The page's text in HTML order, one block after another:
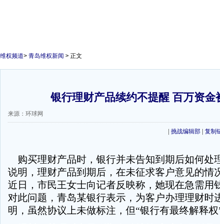
维权频道> 青岛维权新闻 > 正文
银行理财产品续约不提醒 百万资金
来源：环球网
挑战编辑部 复制
购买理财产品时，银行并未告知到期后如何处
说明，理财产品到期后，在未征求客户意见的情
近日，市民王女士向记者反映称，她现在急需用
对此问题，青岛某银行表示，为客户办理理财时
明，虽然协议上未做标注，但“银行有最终解释权